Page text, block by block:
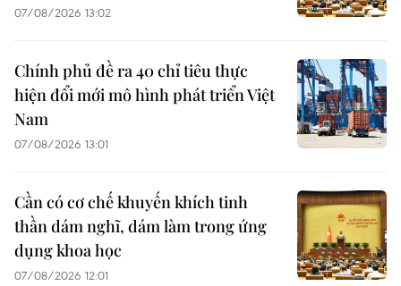
07/08/2026 13:02
Chính phủ đề ra 40 chỉ tiêu thực
hiện đổi mới mô hình phát triển Việt
Nam
07/08/2026 13:01
Cần có cơ chế khuyến khích tinh
thần dám nghĩ, dám làm trong ứng
dụng khoa học
07/08/2026 12:01